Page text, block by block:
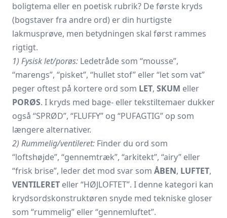
boligtema eller en poetisk rubrik? De første kryds
(bogstaver fra andre ord) er din hurtigste
lakmusprøve, men betydningen skal først rammes
rigtigt.
1) Fysisk let/porøs: Ledetråde som “mousse”,
“marengs”, “pisket”, “hullet stof” eller “let som vat”
peger oftest på kortere ord som LET, SKUM eller
PORØS. I kryds med bage- eller tekstiltemaer dukker
også “SPRØD”, “FLUFFY” og “PUFAGTIG” op som
længere alternativer.
2) Rummelig/ventileret: Finder du ord som
“loftshøjde”, “gennemtræk”, “arkitekt”, “airy” eller
“frisk brise”, leder det mod svar som ÅBEN, LUFTET,
VENTILERET eller “HØJLOFTET”. I denne kategori kan
krydsordskonstruktøren snyde med tekniske gloser
som “rummelig” eller “gennemluftet”.